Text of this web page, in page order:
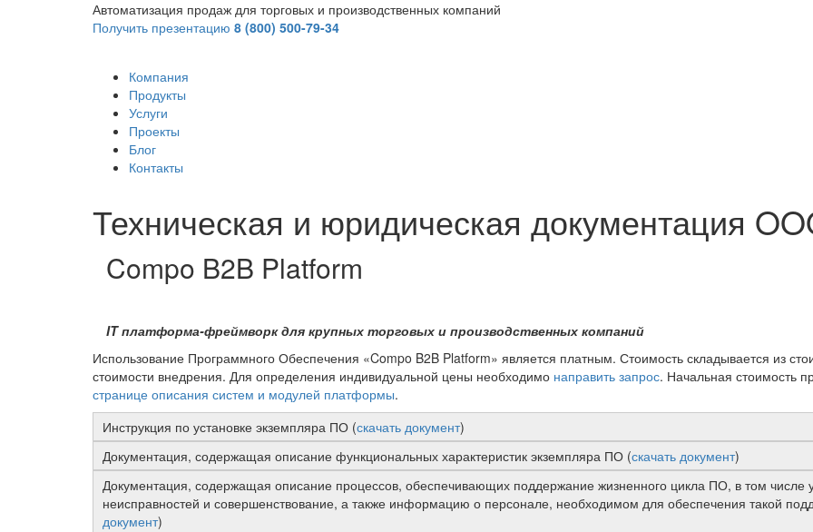
Автоматизация продаж для торговых и производственных компаний
Получить презентацию 8 (800) 500-79-34
Компания
Продукты
Услуги
Проекты
Блог
Контакты
Техническая и юридическая документация
Compo B2B Platform
IT платформа-фреймворк для крупных торговых и производственных компаний
Использование Программного Обеспечения «Compo B2B Platform» является платным. Стоимость складывается из
стоимости внедрения. Для определения индивидуальной цены необходимо направить запрос. Начальная стоимость
странице описания систем и модулей платформы.
Инструкция по установке экземпляра ПО (скачать документ)
Документация, содержащая описание функциональных характеристик экземпляра ПО (скачать документ)
Документация, содержащая описание процессов, обеспечивающих поддержание жизненного цикла ПО, в том числе
неисправностей и совершенствование, а также информацию о персонале, необходимом для обеспечения такой
документ)